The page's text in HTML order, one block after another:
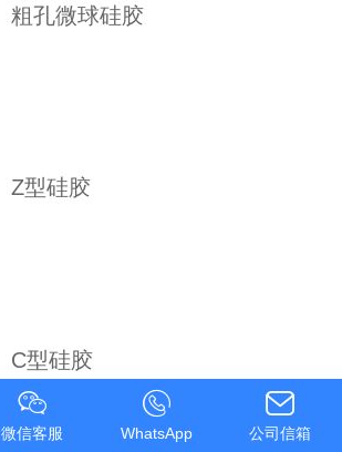
粗孔微球硅胶
Z型硅胶
C型硅胶
微信客服 WhatsApp 公司信箱